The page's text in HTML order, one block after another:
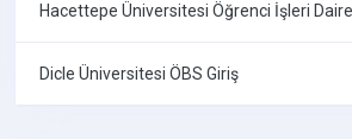
Hacettepe Üniversitesi Öğrenci İşleri Daire
Dicle Üniversitesi ÖBS Giriş